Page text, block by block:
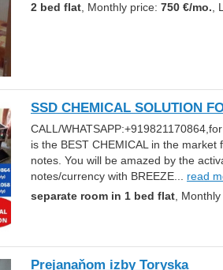
2 bed flat , Monthly price: 750 €/mo. ,
SSD CHEMICAL SOLUTION
CALL/
is the BEST CHEMICAL in the
notes. You will be amazed by the
notes/currency with BREEZE... read
separate room in 1 bed flat ,
Prejanaňom izby Toryska